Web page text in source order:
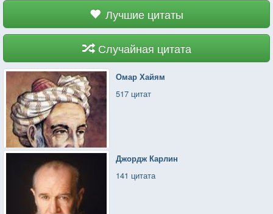
Лучшие цитаты
Случайная цитата
Омар Хайям
517 цитат
Джордж Карлин
141 цитата